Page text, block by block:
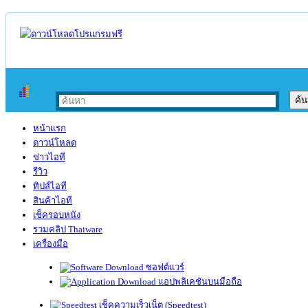
หน้าแรก
ดาวน์โหลด
ข่าวไอที
รีวิว
ทิปส์ไอที
สินค้าไอที
เช็ครอบหนัง
รวมคลิป Thaiware
เครื่องมือ
ซอฟต์แวร์
แอปพลิเคชันบนมือถือ
เช็คความเร็วเน็ต (Speedtest)